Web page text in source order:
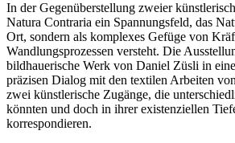
In der Gegenüberstellung zweier
Natura Contraria ein Spannungsfeld, das
Ort, sondern als komplexes Gefüge von
Wandlungsprozessen versteht. Die
bildhauerische Werk von Daniel Züsli in
präzisen Dialog mit den textilen Arbeiten
zwei künstlerische Zugänge, die
könnten und doch in ihrer existenziellen
korrespondieren.